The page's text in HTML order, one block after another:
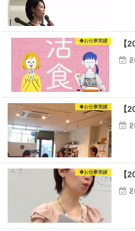
◆お仕事実績 【
◆お仕事実績 【
◆お仕事実績 【